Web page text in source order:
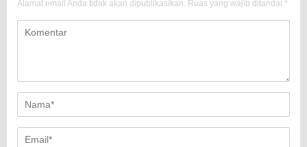
Alamat email Anda tidak akan dipublikasikan. Ruas yang wajib ditandai *